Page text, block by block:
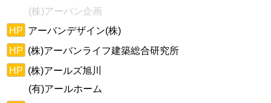
(株)アーバン企画
HP アーバンデザイン(株)
HP (株)アーバンライフ建築総合研究所
HP (株)アールズ旭川
(有)アールホーム